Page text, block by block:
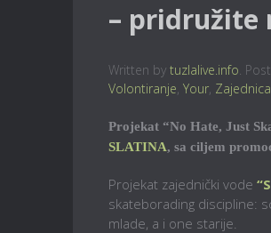
– pridružite
Written by tuzlalive.info.
Volontiranje, Your, Zajednica
Projekat “No Hate, Just
SLATINA, sa ciljem
Projekat zajednički vode
skateborading discipline:
mlade, a i one starije.